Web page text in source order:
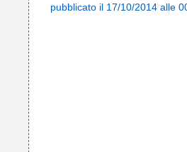
pubblicato il 17/10/2014 alle